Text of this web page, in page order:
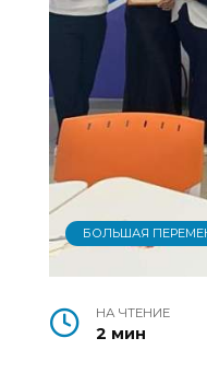
БОЛЬШАЯ
НА ЧТЕНИЕ
2 мин